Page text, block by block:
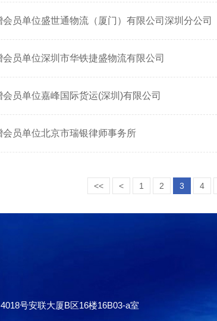
会员单位盛世通物流（厦门）有限公司深圳分公司
会员单位深圳市华铁捷盛物流有限公司
会员单位嘉峰国际货运(深圳)有限公司
会员单位北京市瑞银律师事务所
<< < 1 2 3 4
号安联大厦B区16楼16B03-a室